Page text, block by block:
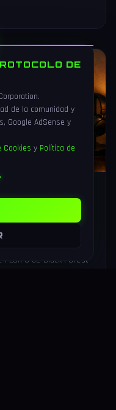
vídeo,
paso a
3 de Black Forest
DE
de la comunidad y
Google AdSense y
Cookies y Política de